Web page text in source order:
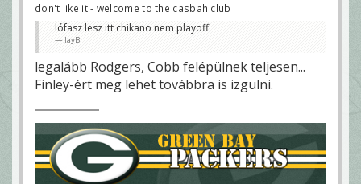
don't like it - welcome to the casbah club
lófasz lesz itt chikano nem playoff
JayB
legalább Rodgers, Cobb felépülnek teljesen...
Finley-ért meg lehet továbbra is izgulni.